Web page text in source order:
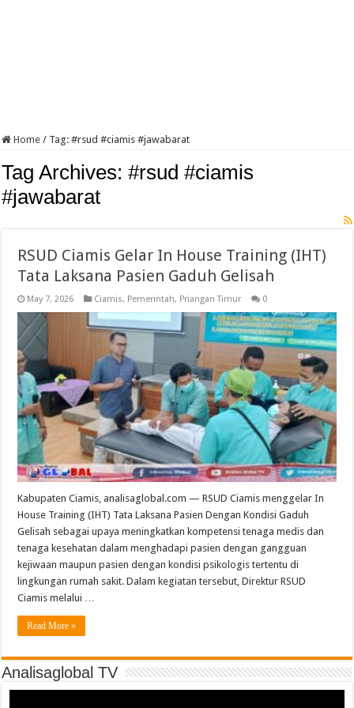
Home / Tag:#rsud #ciamis #jawabarat
Tag Archives:#rsud #ciamis
#jawabarat
RSUD Ciamis Gelar In House Training (IHT)
Tata Laksana Pasien Gaduh Gelisah
May 7, 2026 Ciamis, Pemerintah, Priangan Timur 0
Kabupaten Ciamis, analisaglobal.com — RSUD Ciamis menggelar In
House Training (IHT) Tata Laksana Pasien Dengan Kondisi Gaduh
Gelisah sebagai upaya meningkatkan kompetensi tenaga medis dan
tenaga kesehatan dalam menghadapi pasien dengan gangguan
kejiwaan maupun pasien dengan kondisi psikologis tertentu di
lingkungan rumah sakit. Dalam kegiatan tersebut, Direktur RSUD
Ciamis melalui …
Read More »
Analisaglobal TV